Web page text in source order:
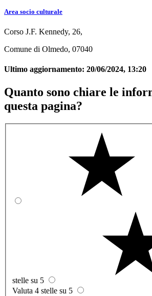
Area socio culturale
Corso J.F. Kennedy, 26,
Comune di Olmedo, 07040
Ultimo aggiornamento: 20/06/2024, 13:20
Quanto sono chiare le
questa pagina?
stelle su 5
Valuta 4 stelle su 5